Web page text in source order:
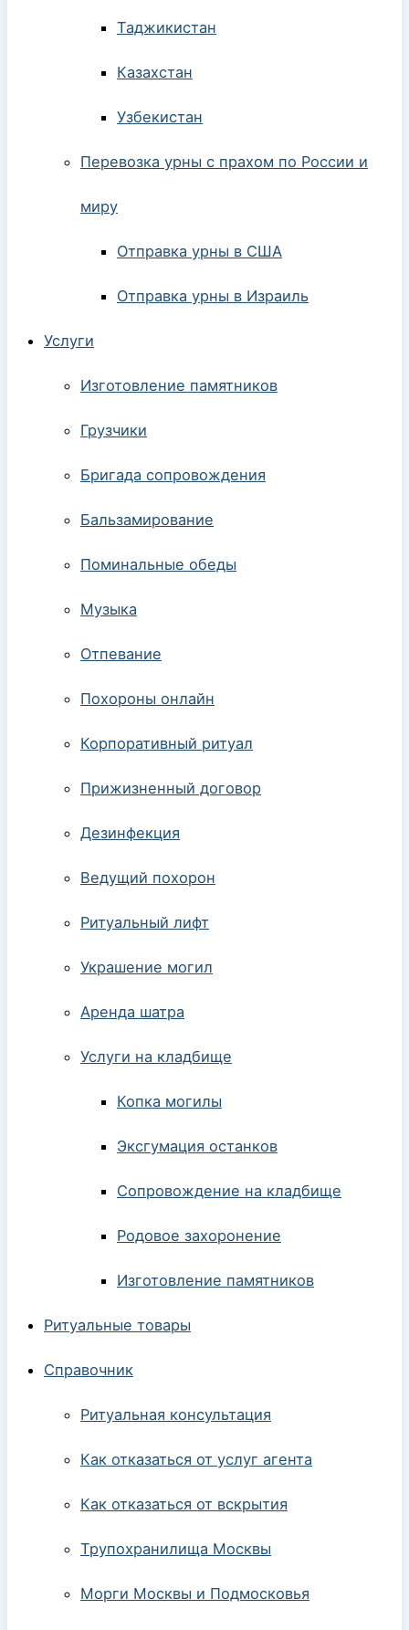
Таджикистан
Казахстан
Узбекистан
Перевозка урны с прахом по России и
миру
Отправка урны в США
Отправка урны в Израиль
Услуги
Изготовление памятников
Грузчики
Бригада сопровождения
Бальзамирование
Поминальные обеды
Музыка
Отпевание
Похороны онлайн
Корпоративный ритуал
Прижизненный договор
Дезинфекция
Ведущий похорон
Ритуальный лифт
Украшение могил
Аренда шатра
Услуги на кладбище
Копка могилы
Эксгумация останков
Сопровождение на кладбище
Родовое захоронение
Изготовление памятников
Ритуальные товары
Справочник
Ритуальная консультация
Как отказаться от услуг агента
Как отказаться от вскрытия
Трупохранилища Москвы
Морги Москвы и Подмосковья